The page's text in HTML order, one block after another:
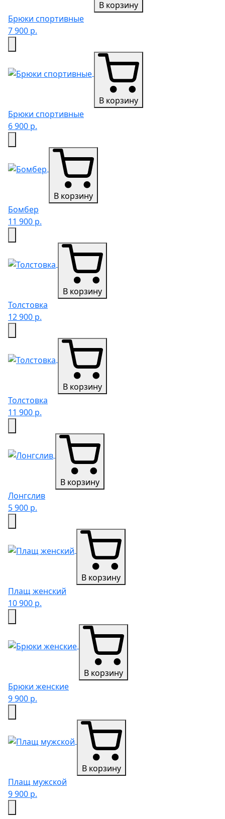
В корзину
Брюки спортивные
7 900 р.
В корзину
Брюки спортивные
6 900 р.
В корзину
Бомбер
11 900 р.
В корзину
Толстовка
12 900 р.
В корзину
Толстовка
11 900 р.
В корзину
Лонгслив
5 900 р.
В корзину
Плащ женский
10 900 р.
В корзину
Брюки женские
9 900 р.
В корзину
Плащ мужской
9 900 р.